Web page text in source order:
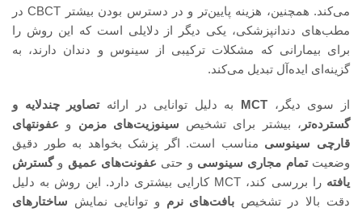
می‌کند. همچنین، هزینه پایین‌تر و در دسترس بودن بیشتر CBCT در
مطب‌های دندانپزشکی، یکی دیگر از دلایلی است که این روش را
برای بیمارانی که مشکلات ترکیبی از سینوس و دندان دارند، به
گزینه‌ای ایده‌آل تبدیل می‌کند.
از سوی دیگر، MCT به دلیل توانایی در ارائهتصاویر چندلایه و
گسترده‌تر ، بیشتر برای تشخیص سینوزیت‌های مزمن و عفونتهای
قارچی سینوسی مناسب است. اگر پزشک بخواهد به طور دقیق
وضعیتتمام مجاری سینوسی و حتی عفونت‌های عمیق وگسترش
یافته
را بررسی کند، MCT کارایی بیشتری دارد. این روش به دلیل
دقت بالا در تشخیص بافت‌های نرم و توانایی نمایش ساختارهای